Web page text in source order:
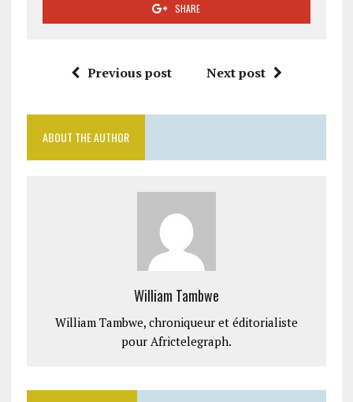
SHARE
Previous post Next post
ABOUT THE AUTHOR
William Tambwe
William Tambwe, chroniqueur et éditorialiste
pour Africtelegraph.